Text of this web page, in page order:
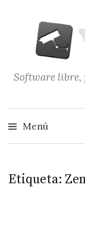
contenido
Software libre,
Menú
Etiqueta: